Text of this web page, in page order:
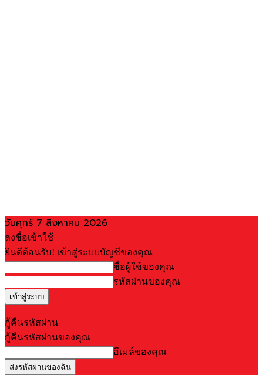
วันศุกร์ 7 สิงหาคม 2026
ลงชื่อเข้าใช้
ยินดีต้อนรับ! เข้าสู่ระบบบัญชีของคุณ
ชื่อผู้ใช้ของคุณ
รหัสผ่านของคุณ
กู้คืนรหัสผ่าน
กู้คืนรหัสผ่านของคุณ
อีเมล์ของคุณ